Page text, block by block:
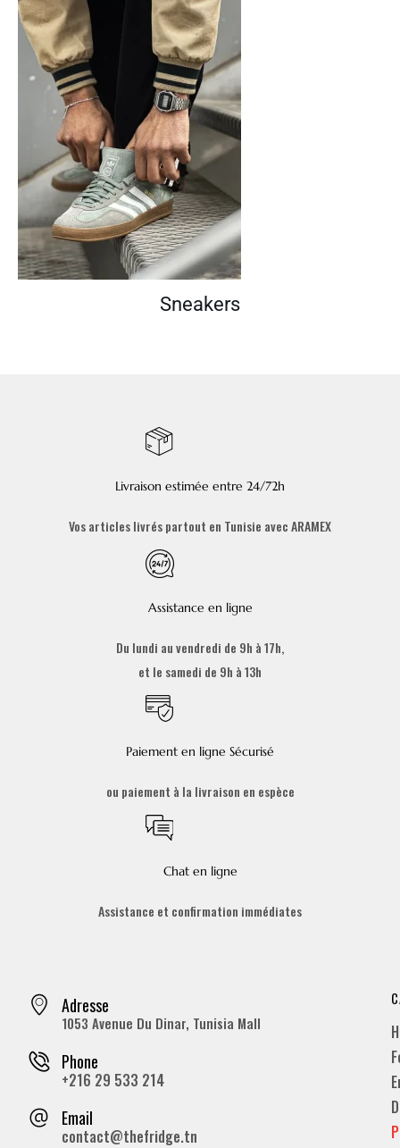
Sneakers
Livraison estimée entre 24/72h
Vos articles livrés partout en Tunisie avec ARAMEX
Assistance en ligne
Du lundi au vendredi de 9h à 17h,
et le samedi de 9h à 13h
Paiement en ligne Sécurisé
ou paiement à la livraison en espèce
Chat en ligne
Assistance et confirmation immédiates
Adresse
1053 Avenue Du Dinar, Tunisia Mall
Phone
+216 29 533 214
Email
contact@thefridge.tn